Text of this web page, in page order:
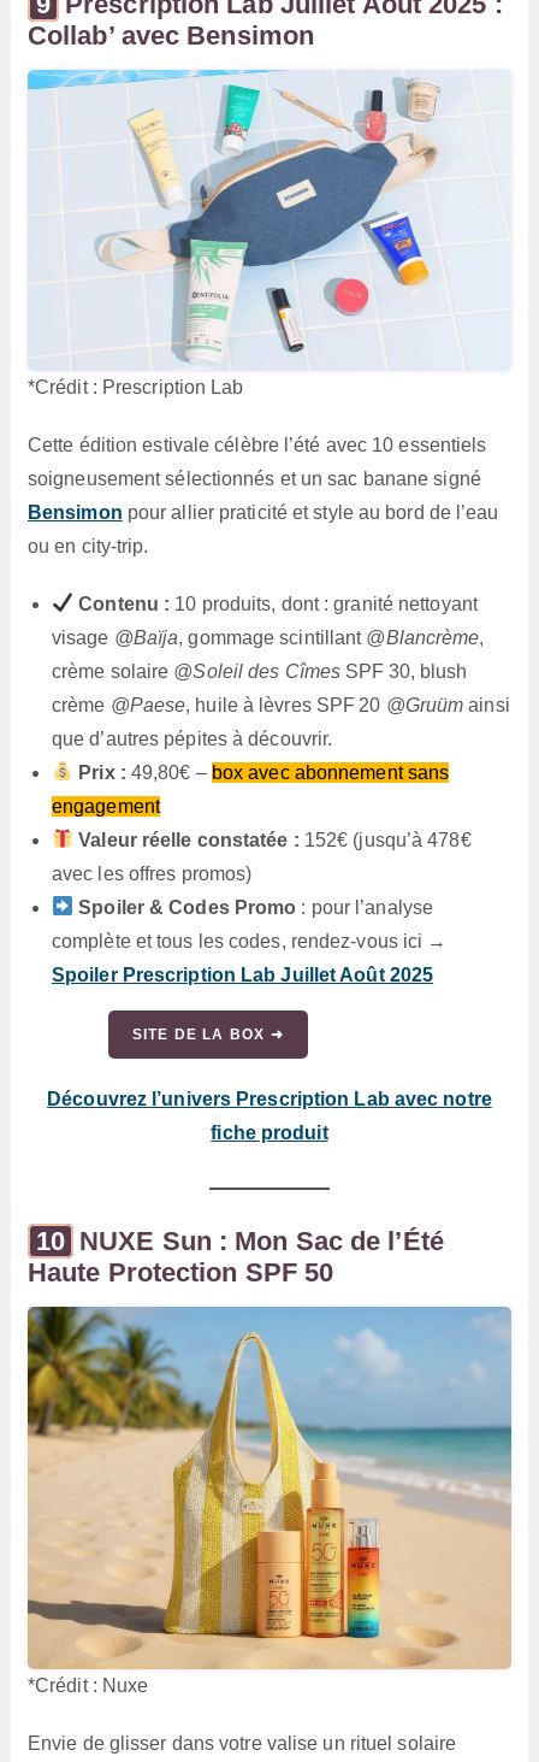
Collab’ avec Bensimon
*Crédit : Prescription Lab
Cette édition estivale célèbre l’été avec 10 essentiels
soigneusement sélectionnés et un sac banane signé
Bensimon pour allier praticité et style au bord de l’eau
ou en city-trip.
Contenu : 10 produits, dont : granité nettoyant
visage @Baïja, gommage scintillant @Blancrème,
crème solaire @Soleil des Cîmes SPF 30, blush
crème @Paese, huile à lèvres SPF 20 @Gruüm ainsi
que d’autres pépites à découvrir.
Prix : 49,80€ – box avec abonnement sans
engagement
Valeur réelle constatée : 152€ (jusqu’à 478€
avec les offres promos)
Spoiler & Codes Promo : pour l’analyse
complète et tous les codes, rendez-vous ici →
Spoiler Prescription Lab Juillet Août 2025
SITE DE LA BOX ➜
Découvrez l’univers Prescription Lab avec notre
fiche produit
NUXE Sun : Mon Sac de l’Été
Haute Protection SPF 50
*Crédit : Nuxe
Envie de glisser dans votre valise un rituel solaire